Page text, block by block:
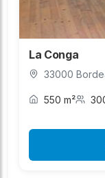
La Conga
33000
550 m²